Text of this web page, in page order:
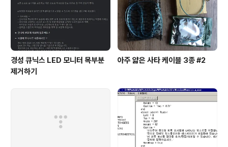
경성 큐닉스 LED 모니터 목부분
제거하기
아주 얇은 사타 케이블 3종 #2